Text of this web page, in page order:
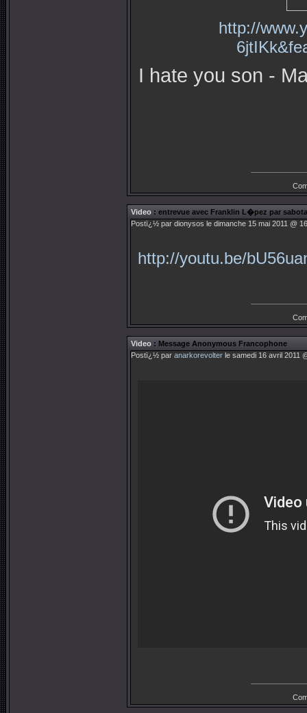
http://
I hate you son -
Video : entrevue avec Franklin L�pez par
Postï¿½ par dionysos le dimanche 15 mai 2011 @
http://youtu.be/
Video : Message Anonymous Francophone
Postï¿½ par anarkorevolter le samedi 16 avril 2011